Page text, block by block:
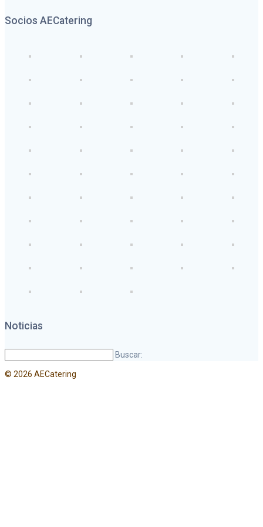
Socios AECatering
Noticias
Buscar:
© 2026 AECatering